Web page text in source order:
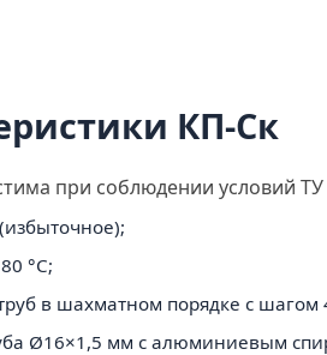
КП-Ск
при соблюдении условий ТУ
°С;
в шахматном порядке с шагом
Ø16×1,5 мм с алюминиевым